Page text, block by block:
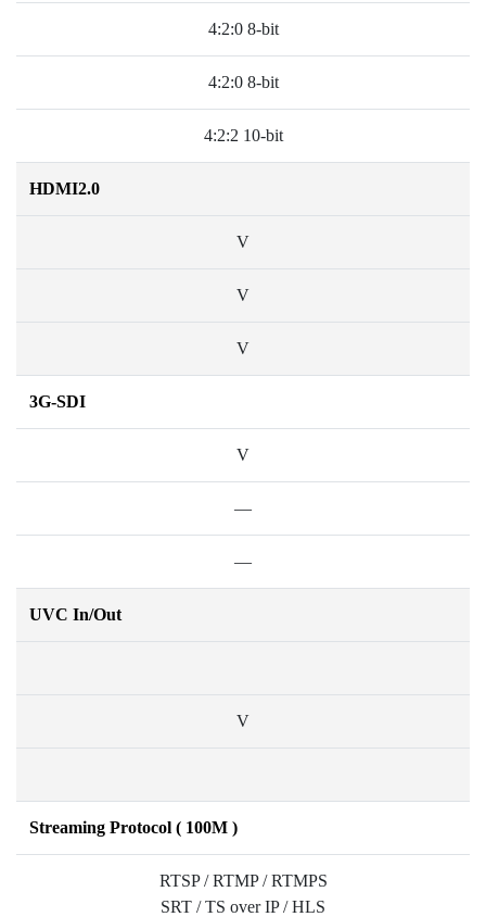
4:2:0 8-bit
4:2:0 8-bit
4:2:2 10-bit
HDMI2.0
V
V
V
3G-SDI
V
—
—
UVC In/Out
V
Streaming Protocol ( 100M )
RTSP / RTMP / RTMPS
SRT / TS over IP / HLS